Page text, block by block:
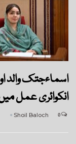
اسماءجتک والد
انکوائری عمل میں
Shoil Baloch